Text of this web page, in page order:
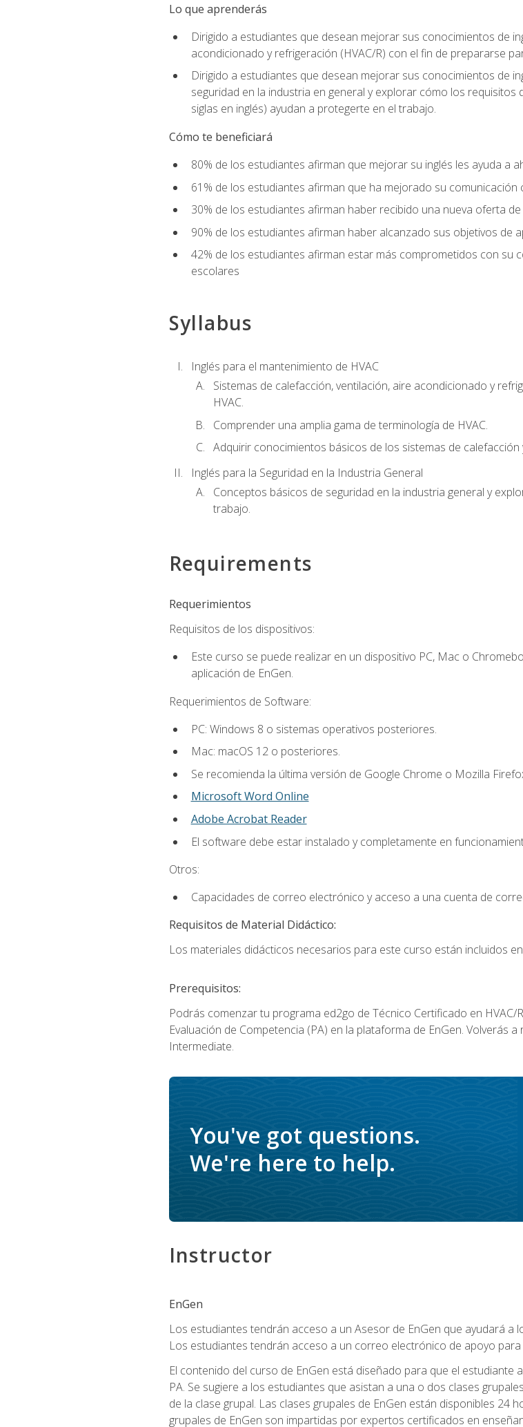
Lo que aprenderás
Dirigido a estudiantes que desean mejorar sus conocimientos de
acondicionado y refrigeración (HVAC/R) con el fin de prepararse
Dirigido a estudiantes que desean mejorar sus conocimientos de
seguridad en la industria en general y explorar cómo los requisitos
siglas en inglés) ayudan a protegerte en el trabajo.
Cómo te beneficiará
80% de los estudiantes afirman que mejorar su inglés les ayuda a
61% de los estudiantes afirman que ha mejorado su comunicación
30% de los estudiantes afirman haber recibido una nueva oferta
90% de los estudiantes afirman haber alcanzado sus objetivos de
42% de los estudiantes afirman estar más comprometidos con su
escolares
Syllabus
Inglés para el mantenimiento de HVAC
Sistemas de calefacción, ventilación, aire acondicionado y
HVAC.
Comprender una amplia gama de terminología de HVAC.
Adquirir conocimientos básicos de los sistemas de calefacción
Inglés para la Seguridad en la Industria General
Conceptos básicos de seguridad en la industria general y
trabajo.
Requirements
Requerimientos
Requisitos de los dispositivos:
Este curso se puede realizar en un dispositivo PC, Mac o
aplicación de EnGen.
Requerimientos de Software:
PC: Windows 8 o sistemas operativos posteriores.
Mac: macOS 12 o posteriores.
Se recomienda la última versión de Google Chrome o Mozilla
Microsoft Word Online
Adobe Acrobat Reader
El software debe estar instalado y completamente en
Otros:
Capacidades de correo electrónico y acceso a una cuenta de
Requisitos de Material Didáctico:
Los materiales didácticos necesarios para este curso están incluidos
Prerequisitos:
Podrás comenzar tu programa ed2go de Técnico Certificado en
Evaluación de Competencia (PA) en la plataforma de EnGen. Volverás
Intermediate.
You've got questions.
We're here to help.
Instructor
EnGen
Los estudiantes tendrán acceso a un Asesor de EnGen que ayudará
Los estudiantes tendrán acceso a un correo electrónico de apoyo
El contenido del curso de EnGen está diseñado para que el
PA. Se sugiere a los estudiantes que asistan a una o dos clases
de la clase grupal. Las clases grupales de EnGen están disponibles 24
grupales de EnGen son impartidas por expertos certificados en